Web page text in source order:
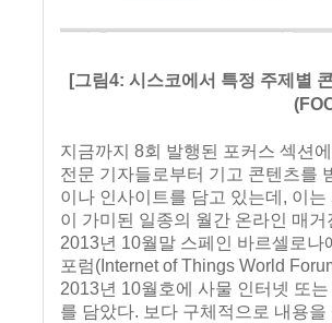
[그림4: 시스코에서 특정 주제별
지금까지 8회 발행된 포커스 섹션
전문 기자들로부터 기고 콘텐츠를
이나 인사이트를 담고 있는데, 이
이 가미된 일종의 월간 온라인 매
2013년 10월말 스페인 바르셀로나
포럼(Internet of Things World
2013년 10월호에 사물 인터넷 또
를 담았다. 보다 구체적으로 내용